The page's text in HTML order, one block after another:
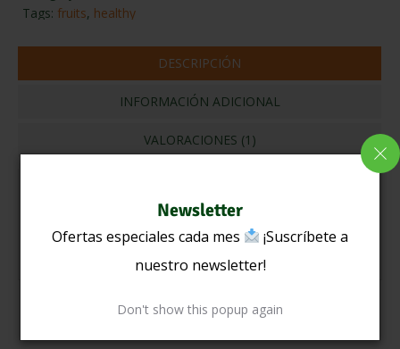
Newsletter
Ofertas especiales cada mes
¡Suscríbete a
nuestro newsletter!
Don't show this popup again
Tags: fruits, healthy
DESCRIPCIÓN
INFORMACIÓN ADICIONAL
VALORACIONES (1)
Leche y coco
Related Products